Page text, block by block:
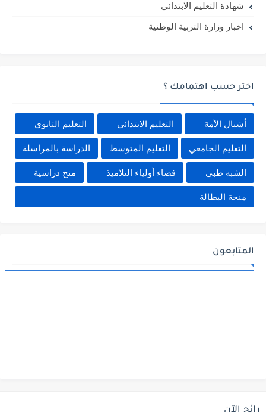
شهادة التعليم الابتدائي
اخبار وزارة التربية الوطنية
اختر حسب اهتمامك ؟
أشبال الأمة التعليم الابتدائي التعليم الثانوي
التعليم الجامعي التعليم المتوسط الدراسة بالمراسلة
الشبه طبي فضاء أولياء التلاميذ منح دراسية
منحة البطالة
المتابعون